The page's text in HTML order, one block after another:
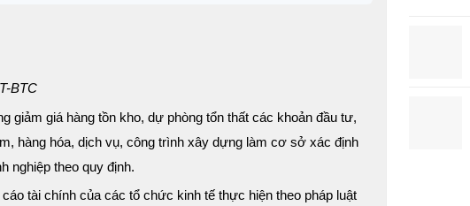
BTC
giá hàng tồn kho, dự phòng tổn thất các khoản đầu tư,
hàng hóa, dịch vụ, công trình xây dựng làm cơ sở xác định
nghiệp theo quy định.
tài chính của các tổ chức kinh tế thực hiện theo pháp luật